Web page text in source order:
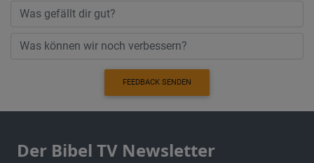
FEEDBACK SENDEN
Der Bibel TV Newsletter